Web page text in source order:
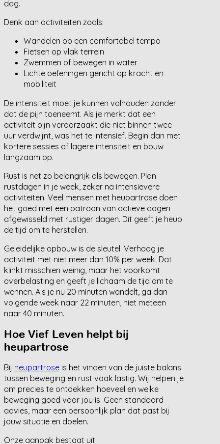
dag.
Denk aan activiteiten zoals:
Wandelen op een comfortabel tempo
Fietsen op vlak terrein
Zwemmen of bewegen in water
Lichte oefeningen gericht op kracht en
mobiliteit
De intensiteit moet je kunnen volhouden zonder
dat de pijn toeneemt. Als je merkt dat een
activiteit pijn veroorzaakt die niet binnen twee
uur verdwijnt, was het te intensief. Begin dan met
kortere sessies of lagere intensiteit en bouw
langzaam op.
Rust is net zo belangrijk als bewegen. Plan
rustdagen in je week, zeker na intensievere
activiteiten. Veel mensen met heupartrose doen
het goed met een patroon van actieve dagen
afgewisseld met rustiger dagen. Dit geeft je heup
de tijd om te herstellen.
Geleidelijke opbouw is de sleutel. Verhoog je
activiteit met niet meer dan 10% per week. Dat
klinkt misschien weinig, maar het voorkomt
overbelasting en geeft je lichaam de tijd om te
wennen. Als je nu 20 minuten wandelt, ga dan
volgende week naar 22 minuten, niet meteen
naar 40 minuten.
Hoe Vief Leven helpt bij
heupartrose
Bij heupartrose is het vinden van de juiste balans
tussen beweging en rust vaak lastig. Wij helpen je
om precies te ontdekken hoeveel en welke
beweging goed voor jou is. Geen standaard
advies, maar een persoonlijk plan dat past bij
jouw situatie en doelen.
Onze aanpak bestaat uit: